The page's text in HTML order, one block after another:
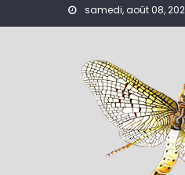
samedi, août 08,